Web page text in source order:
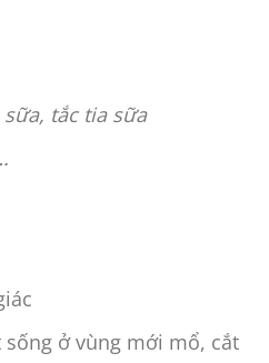
tắc tia sữa
ở vùng mới mổ, cắt